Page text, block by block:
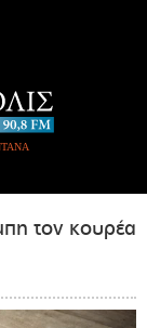
τον κουρέα